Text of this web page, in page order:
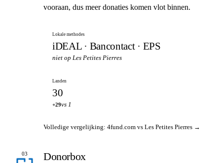
vooraan, dus meer donaties komen vlot binnen.
Lokale methodes
iDEAL · Bancontact · EPS
niet op Les Petites Pierres
Landen
30
+29vs 1
Volledige vergelijking: 4fund.com vs Les Petites Pierres →
03 Donorbox